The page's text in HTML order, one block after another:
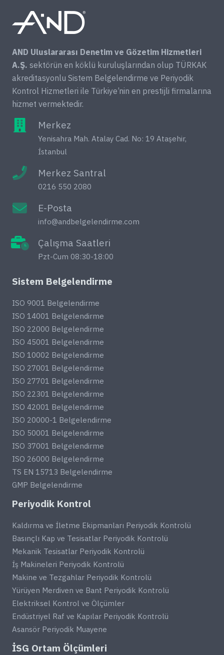
AND Uluslararası Denetim ve Gözetim Hizmetleri
A.Ş. sektörün en köklü kuruluşlarından olup TÜRKAK
akreditasyonlu Sistem Belgelendirme ve Periyodik
Kontrol Hizmetleri ile Türkiye’nin en prestijli firmalarına
hizmet vermektedir.
Merkez
Yenisahra Mah. Atalay Cad. No: 19 Ataşehir,
İstanbul
Merkez Santral
0216 550 2080
E-Posta
info@andbelgelendirme.com
Çalışma Saatleri
Pzt-Cum 08:30-18:00
Sistem Belgelendirme
ISO 9001 Belgelendirme
ISO 14001 Belgelendirme
ISO 22000 Belgelendirme
ISO 45001 Belgelendirme
ISO 10002 Belgelendirme
ISO 27001 Belgelendirme
ISO 27701 Belgelendirme
ISO 22301 Belgelendirme
ISO 42001 Belgelendirme
ISO 20000-1 Belgelendirme
ISO 50001 Belgelendirme
ISO 37001 Belgelendirme
ISO 26000 Belgelendirme
TS EN 15713 Belgelendirme
GMP Belgelendirme
Periyodik Kontrol
Kaldırma ve İletme Ekipmanları Periyodik Kontrolü
Basınçlı Kap ve Tesisatlar Periyodik Kontrolü
Mekanik Tesisatlar Periyodik Kontrolü
İş Makineleri Periyodik Kontrolü
Makine ve Tezgahlar Periyodik Kontrolü
Yürüyen Merdiven ve Bant Periyodik Kontrolü
Elektriksel Kontrol ve Ölçümler
Endüstriyel Raf ve Kapılar Periyodik Kontrolü
Asansör Periyodik Muayene
İSG Ortam Ölçümleri